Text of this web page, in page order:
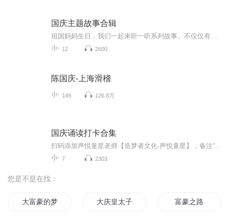
国庆主题故事合辑
12 2600
陈国庆-上海滑稽
149 126.8万
国庆诵读打卡合集
7 2303
您是不是在找：
大富豪的梦 大庆皇太子 富豪之路